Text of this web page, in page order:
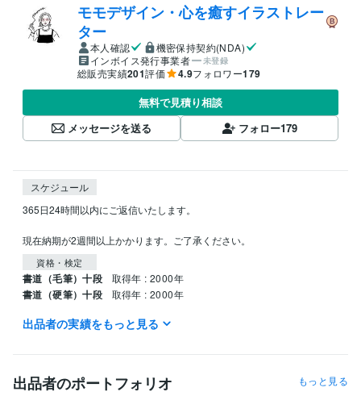
モモデザイン・心を癒すイラストレー
ター
本人確認
機密保持契約(NDA)
インボイス発行事業者
未登録
総販売実績201評価 4.9フォロワー179
無料で見積り相談
メッセージを送る
フォロー179
スケジュール
365日24時間以内にご返信いたします。
現在納期が2週間以上かかります。ご了承ください。
資格・検定
書道（毛筆）十段 取得年 : 2000年
書道（硬筆）十段 取得年 : 2000年
得意分野
アパレル ビジネス Tシャツデザイン レディース
ロゴデザイン
イラスト作成・漫画制作 手描き文字
出品者の実績をもっと見る
出品者のポートフォリオ もっと見る